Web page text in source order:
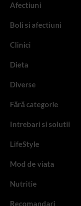
Afectiuni
Boli si afectiuni
Clinici
Dieta
Diverse
Fără categorie
Intrebari si solutii
LifeStyle
Mod de viata
Nutritie
Recomandari